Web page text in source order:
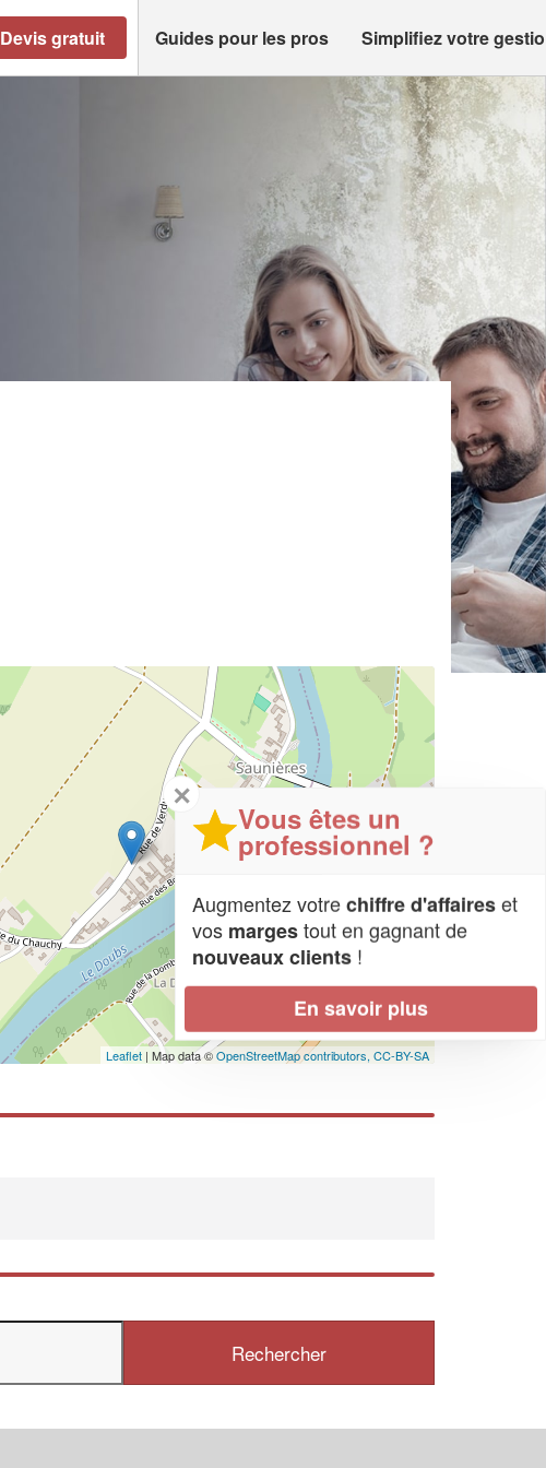
Devis gratuit Guides pour les pros Simplifiez votre
Leaflet | Map data ©OpenStreetMap contributors, CC-BY-SA
✕
Vous êtes un
professionnel ?
Augmentez votrechiffre d'affaireset
vos margestout en gagnant de
nouveaux clients !
En savoir plus